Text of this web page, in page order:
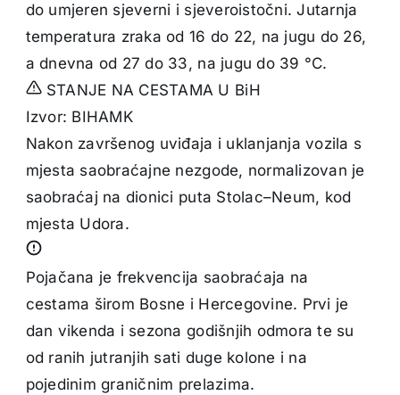
do umjeren sjeverni i sjeveroistočni. Jutarnja
temperatura zraka od 16 do 22, na jugu do 26,
a dnevna od 27 do 33, na jugu do 39 °C.
STANJE NA CESTAMA U BiH
Izvor: BIHAMK
Nakon završenog uviđaja i uklanjanja vozila s
mjesta saobraćajne nezgode, normalizovan je
saobraćaj na dionici puta Stolac–Neum, kod
mjesta Udora.
Pojačana je frekvencija saobraćaja na
cestama širom Bosne i Hercegovine. Prvi je
dan vikenda i sezona godišnjih odmora te su
od ranih jutranjih sati duge kolone i na
pojedinim graničnim prelazima.